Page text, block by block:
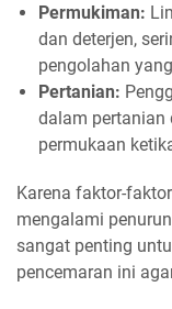
Permukiman:
dan deterjen,
pengolahan
Pertanian:
dalam pertanian
permukaan
Karena faktor-
mengalami
sangat penting
pencemaran ini